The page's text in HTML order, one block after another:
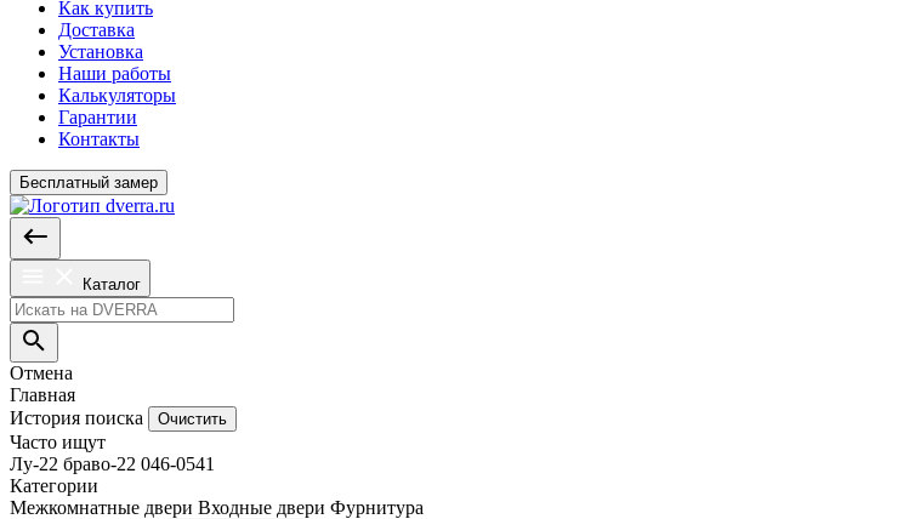
Как купить
Доставка
Установка
Наши работы
Калькуляторы
Гарантии
Контакты
Бесплатный замер
Каталог
Отмена
Главная
История поиска
Очистить
Часто ищут
Лу-22 браво-22 046-0541
Категории
Межкомнатные двери Входные двери Фурнитура